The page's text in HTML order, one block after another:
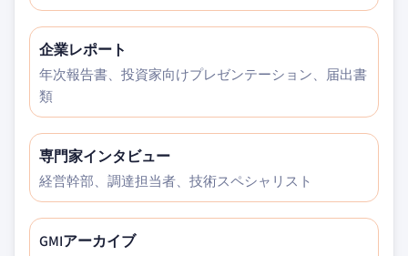
企業レポート
年次報告書、投資家向けプレゼンテーション、届出書
類
専門家インタビュー
経営幹部、調達担当者、技術スペシャリスト
GMIアーカイブ